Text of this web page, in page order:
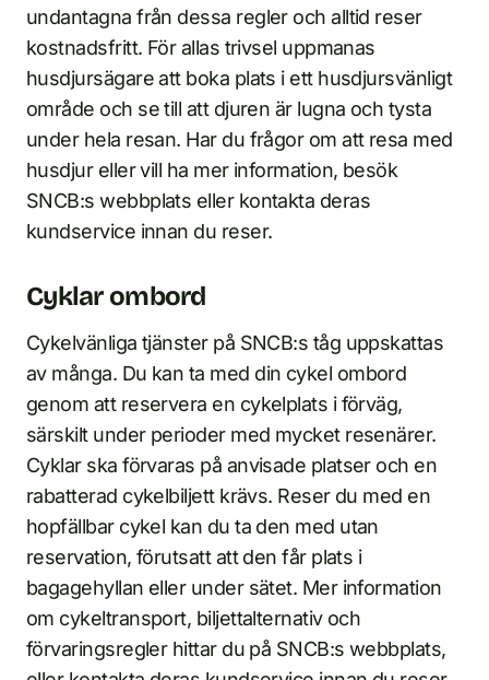
undantagna från dessa regler och alltid reser
kostnadsfritt. För allas trivsel uppmanas
husdjursägare att boka plats i ett husdjursvänligt
område och se till att djuren är lugna och tysta
under hela resan. Har du frågor om att resa med
husdjur eller vill ha mer information, besök
SNCB:s webbplats eller kontakta deras
kundservice innan du reser.
Cyklar ombord
Cykelvänliga tjänster på SNCB:s tåg uppskattas
av många. Du kan ta med din cykel ombord
genom att reservera en cykelplats i förväg,
särskilt under perioder med mycket resenärer.
Cyklar ska förvaras på anvisade platser och en
rabatterad cykelbiljett krävs. Reser du med en
hopfällbar cykel kan du ta den med utan
reservation, förutsatt att den får plats i
bagagehyllan eller under sätet. Mer information
om cykeltransport, biljettalternativ och
förvaringsregler hittar du på SNCB:s webbplats,